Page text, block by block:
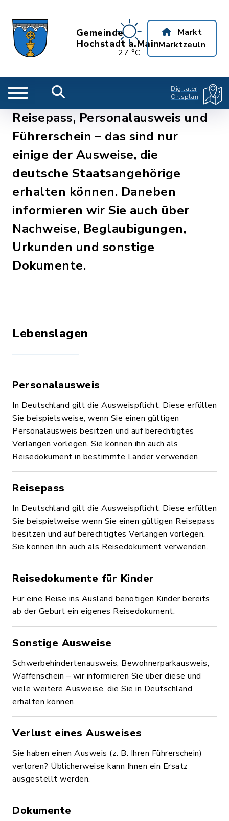
Gemeinde
Hochstadt a.Main
27 °C
Markt
Marktzeuln
Digitaler
Ortsplan
Reisepass, Personalausweis und
Führerschein – das sind nur
einige der Ausweise, die
deutsche Staatsangehörige
erhalten können. Daneben
informieren wir Sie auch über
Nachweise, Beglaubigungen,
Urkunden und sonstige
Dokumente.
Lebenslagen
Personalausweis
In Deutschland gilt die Ausweispflicht. Diese erfüllen
Sie beispielsweise, wenn Sie einen gültigen
Personalausweis besitzen und auf berechtigtes
Verlangen vorlegen. Sie können ihn auch als
Reisedokument in bestimmte Länder verwenden.
Reisepass
In Deutschland gilt die Ausweispflicht. Diese erfüllen
Sie beispielweise wenn Sie einen gültigen Reisepass
besitzen und auf berechtigtes Verlangen vorlegen.
Sie können ihn auch als Reisedokument verwenden.
Reisedokumente für Kinder
Für eine Reise ins Ausland benötigen Kinder bereits
ab der Geburt ein eigenes Reisedokument.
Sonstige Ausweise
Schwerbehindertenausweis, Bewohnerparkausweis,
Waffenschein – wir informieren Sie über diese und
viele weitere Ausweise, die Sie in Deutschland
erhalten können.
Verlust eines Ausweises
Sie haben einen Ausweis (z. B. Ihren Führerschein)
verloren? Üblicherweise kann Ihnen ein Ersatz
ausgestellt werden.
Dokumente